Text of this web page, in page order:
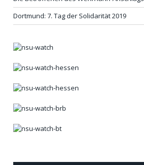
Dortmund: 7. Tag der Solidarität 2019